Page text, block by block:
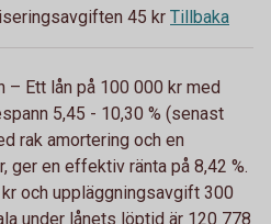
45 kr Tillbaka
– Ett lån på 100 000 kr med
5,45 - 10,30 % (senast
rak amortering och en
ger en effektiv ränta på 8,42 %.
och uppläggningsavgift 300
under lånets löptid är 120 778